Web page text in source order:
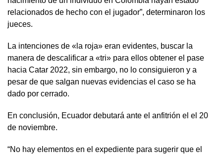
relacionados de hecho con el jugador”, determinaron los
jueces.
La intenciones de «la roja» eran evidentes, buscar la
manera de descalificar a «tri» para ellos obtener el pase
hacia Catar 2022, sin embargo, no lo consiguieron y a
pesar de que salgan nuevas evidencias el caso se ha
dado por cerrado.
En conclusión, Ecuador debutará ante el anfitrión el el 20
de noviembre.
“No hay elementos en el expediente para sugerir que el